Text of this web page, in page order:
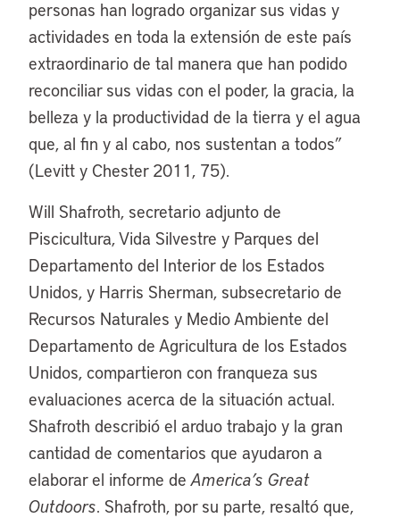
personas han logrado organizar sus vidas y
actividades en toda la extensión de este país
extraordinario de tal manera que han podido
reconciliar sus vidas con el poder, la gracia, la
belleza y la productividad de la tierra y el agua
que, al fin y al cabo, nos sustentan a todos”
(Levitt y Chester 2011, 75).
Will Shafroth, secretario adjunto de
Piscicultura, Vida Silvestre y Parques del
Departamento del Interior de los Estados
Unidos, y Harris Sherman, subsecretario de
Recursos Naturales y Medio Ambiente del
Departamento de Agricultura de los Estados
Unidos, compartieron con franqueza sus
evaluaciones acerca de la situación actual.
Shafroth describió el arduo trabajo y la gran
cantidad de comentarios que ayudaron a
elaborar el informe deAmerica’s Great
Outdoors. Shafroth, por su parte, resaltó que,